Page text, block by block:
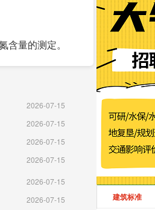
量的测定。
2026-07-15
2026-07-15
2026-07-15
2026-07-15
2026-07-15
2026-07-15 建筑标准